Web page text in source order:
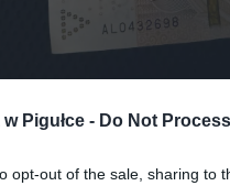
Pigułce - Do Not
opt-out of the sale, sharing to
obliczeniami i